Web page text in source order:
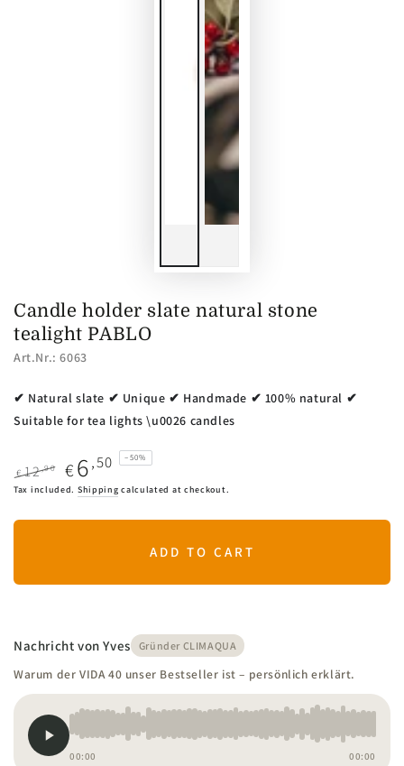
Candle holder slate natural stone
tealight PABLO
Art.Nr.: 6063
✔ Natural slate ✔ Unique ✔ Handmade ✔ 100% natural ✔
Suitable for tea lights \u0026 candles
Regular
€ 12,90
Sale
€6,50 –50%
Tax included. Shipping calculated at checkout.
ADD TO CART
Nachricht von Yves Gründer CLIMAQUA
Warum der VIDA 40 unser Bestseller ist – persönlich erklärt.
00:00 00:00